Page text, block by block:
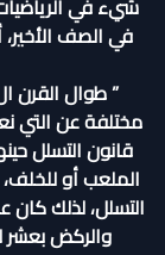
في الصف الأخير،
مختلفة عن التي
قانون التسلل
الملعب أو
التسلل، لذلك
والركض بعشر